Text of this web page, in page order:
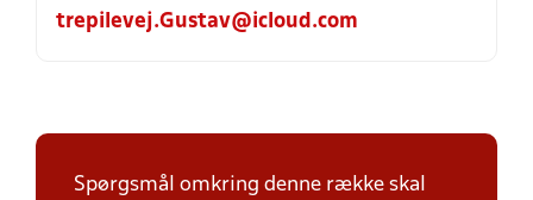
trepilevej.Gustav@icloud.com
Spørgsmål omkring denne række skal